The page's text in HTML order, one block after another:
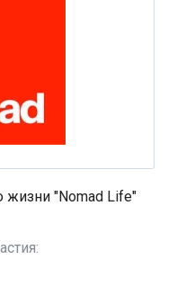
жизни "Nomad Life"